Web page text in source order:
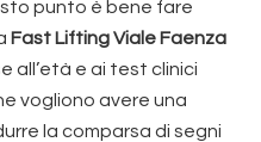
punto è bene fare
Fast Lifting Viale Faenza
all’età e ai test clinici
vogliono avere una
la comparsa di segni